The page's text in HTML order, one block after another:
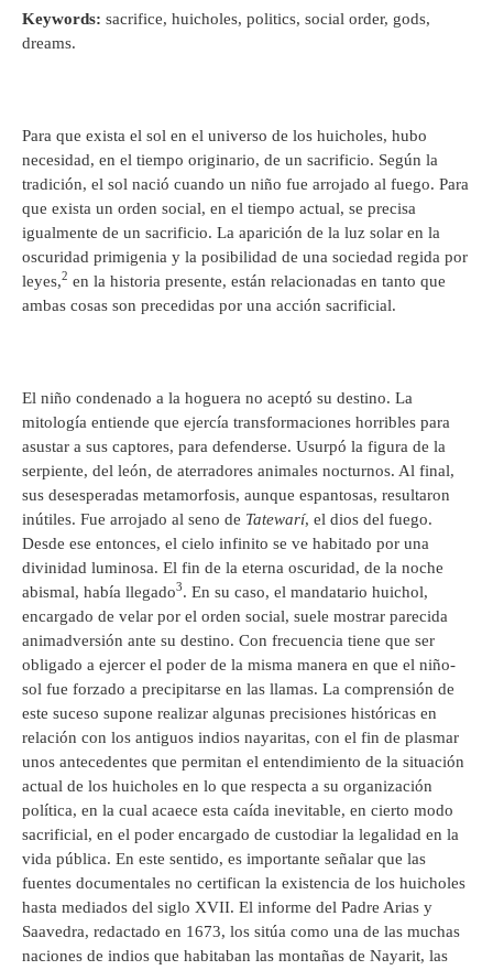
Keywords: sacrifice, huicholes, politics, social order, gods,
dreams.
Para que exista el sol en el universo de los huicholes, hubo
necesidad, en el tiempo originario, de un sacrificio. Según la
tradición, el sol nació cuando un niño fue arrojado al fuego. Para
que exista un orden social, en el tiempo actual, se precisa
igualmente de un sacrificio. La aparición de la luz solar en la
oscuridad primigenia y la posibilidad de una sociedad regida por
leyes,2 en la historia presente, están relacionadas en tanto que
ambas cosas son precedidas por una acción sacrificial.
El niño condenado a la hoguera no aceptó su destino. La
mitología entiende que ejercía transformaciones horribles para
asustar a sus captores, para defenderse. Usurpó la figura de la
serpiente, del león, de aterradores animales nocturnos. Al final,
sus desesperadas metamorfosis, aunque espantosas, resultaron
inútiles. Fue arrojado al seno de Tatewarí, el dios del fuego.
Desde ese entonces, el cielo infinito se ve habitado por una
divinidad luminosa. El fin de la eterna oscuridad, de la noche
abismal, había llegado3. En su caso, el mandatario huichol,
encargado de velar por el orden social, suele mostrar parecida
animadversión ante su destino. Con frecuencia tiene que ser
obligado a ejercer el poder de la misma manera en que el niño-
sol fue forzado a precipitarse en las llamas. La comprensión de
este suceso supone realizar algunas precisiones históricas en
relación con los antiguos indios nayaritas, con el fin de plasmar
unos antecedentes que permitan el entendimiento de la situación
actual de los huicholes en lo que respecta a su organización
política, en la cual acaece esta caída inevitable, en cierto modo
sacrificial, en el poder encargado de custodiar la legalidad en la
vida pública. En este sentido, es importante señalar que las
fuentes documentales no certifican la existencia de los huicholes
hasta mediados del siglo XVII. El informe del Padre Arias y
Saavedra, redactado en 1673, los sitúa como una de las muchas
naciones de indios que habitaban las montañas de Nayarit, las